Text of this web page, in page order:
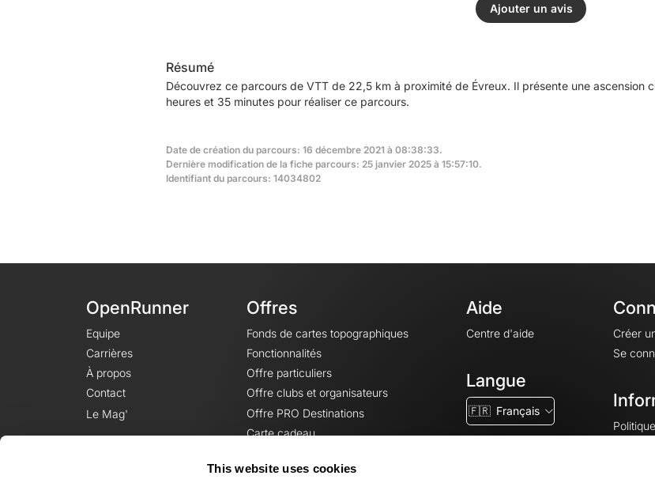
This website uses cookies
Ajouter un avis
Résumé
Découvrez ce parcours de VTT de 22,5 km à proximité de Évreux. Il présente une ascension
heures et 35 minutes pour réaliser ce parcours.
Date de création du parcours: 16 décembre 2021 à 08:38:33.
Dernière modification de la fiche parcours: 25 janvier 2025 à 15:57:10.
Identifiant du parcours: 14034802
OpenRunner
Equipe
Carrières
À propos
Contact
Le Mag'
Offres
Fonds de cartes topographiques
Fonctionnalités
Offre particuliers
Offre clubs et organisateurs
Offre PRO Destinations
Carte cadeau
Aide
Centre d'aide
Langue
🇫🇷 Français
Créer
Se